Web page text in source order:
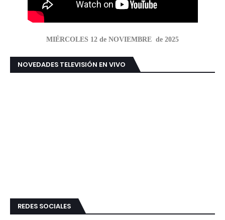
MIÉRCOLES 12 de NOVIEMBRE de 2025
NOVEDADES TELEVISIÓN EN VIVO
REDES SOCIALES